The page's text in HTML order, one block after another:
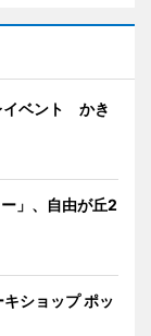
イベント かき
」、自由が丘2
ショップ ポッ